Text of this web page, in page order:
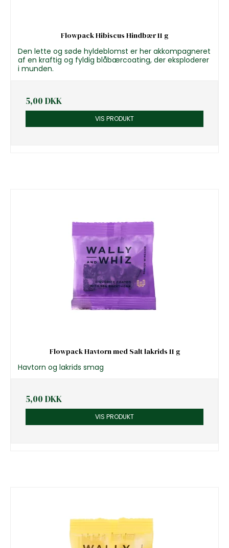
Flowpack Hibiscus Hindbær 11 g
Den lette og søde hyldeblomst er her akkompagneret
af en kraftig og fyldig blåbærcoating, der eksploderer
i munden.
5,00 DKK
VIS PRODUKT
Flowpack Havtorn med Salt lakrids 11 g
Havtorn og lakrids smag
5,00 DKK
VIS PRODUKT